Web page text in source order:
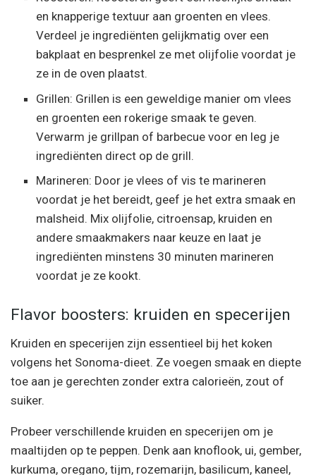
en knapperige textuur aan groenten en vlees.
Verdeel je ingrediënten gelijkmatig over een
bakplaat en besprenkel ze met olijfolie voordat je
ze in de oven plaatst.
Grillen: Grillen is een geweldige manier om vlees
en groenten een rokerige smaak te geven.
Verwarm je grillpan of barbecue voor en leg je
ingrediënten direct op de grill.
Marineren: Door je vlees of vis te marineren
voordat je het bereidt, geef je het extra smaak en
malsheid. Mix olijfolie, citroensap, kruiden en
andere smaakmakers naar keuze en laat je
ingrediënten minstens 30 minuten marineren
voordat je ze kookt.
Flavor boosters: kruiden en specerijen
Kruiden en specerijen zijn essentieel bij het koken
volgens het Sonoma-dieet. Ze voegen smaak en diepte
toe aan je gerechten zonder extra calorieën, zout of
suiker.
Probeer verschillende kruiden en specerijen om je
maaltijden op te peppen. Denk aan knoflook, ui, gember,
kurkuma, oregano, tijm, rozemarijn, basilicum, kaneel,